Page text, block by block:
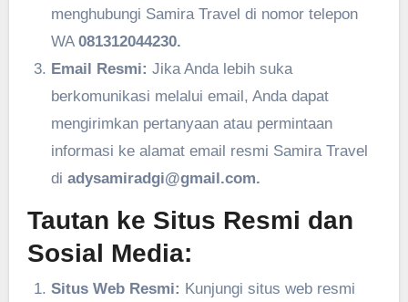
menghubungi Samira Travel di nomor telepon
WA 081312044230.
Email Resmi: Jika Anda lebih suka
berkomunikasi melalui email, Anda dapat
mengirimkan pertanyaan atau permintaan
informasi ke alamat email resmi Samira Travel
di adysamiradgi@gmail.com.
Tautan ke Situs Resmi dan
Sosial Media:
Situs Web Resmi: Kunjungi situs web resmi